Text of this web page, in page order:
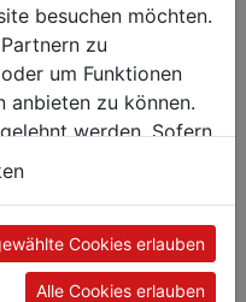
wie Pizza oder Brot.
besuchen möchten.
zu
um Funktionen
anbieten zu können.
werden. Sofern
geben Sie
Cookies erlauben
Alle Cookies erlauben